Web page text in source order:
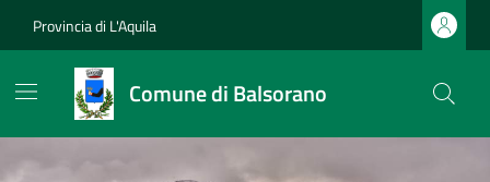
Provincia di L'Aquila
Comune di Balsorano